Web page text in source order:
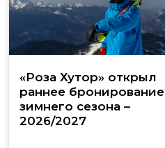
«Роза Хутор» открыл
раннее бронирование
зимнего сезона –
2026/2027